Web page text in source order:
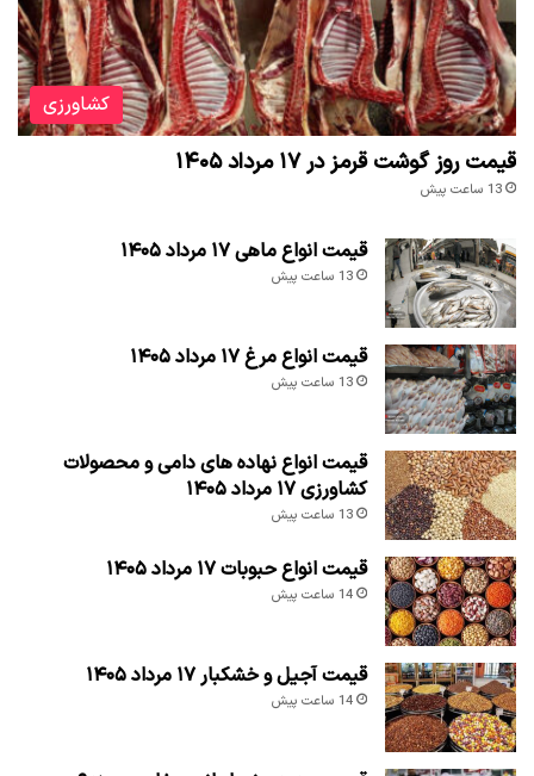
کشاورزی
قیمت روز گوشت قرمز در ۱۷ مرداد ۱۴۰۵
13 ساعت پیش
قیمت انواع ماهی ۱۷ مرداد ۱۴۰۵
13 ساعت پیش
قیمت انواع مرغ ۱۷ مرداد ۱۴۰۵
13 ساعت پیش
قیمت انواع نهاده های دامی و محصولات
کشاورزی ۱۷ مرداد ۱۴۰۵
13 ساعت پیش
قیمت انواع حبوبات ۱۷ مرداد ۱۴۰۵
14 ساعت پیش
قیمت آجیل و خشکبار ۱۷ مرداد ۱۴۰۵
14 ساعت پیش